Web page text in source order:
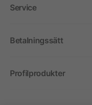
Service
Betalningssätt
Profilprodukter